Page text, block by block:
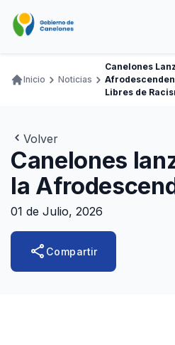
contenido
Navegación
Adquisiciones
Canelones Te Escucha
Teléfonos
Ruta
Inicio Noticias
Canelones
Libres de
Volver
Canelones
la
campaña
de Racismo y
01 de Julio, 2026
share Compartir